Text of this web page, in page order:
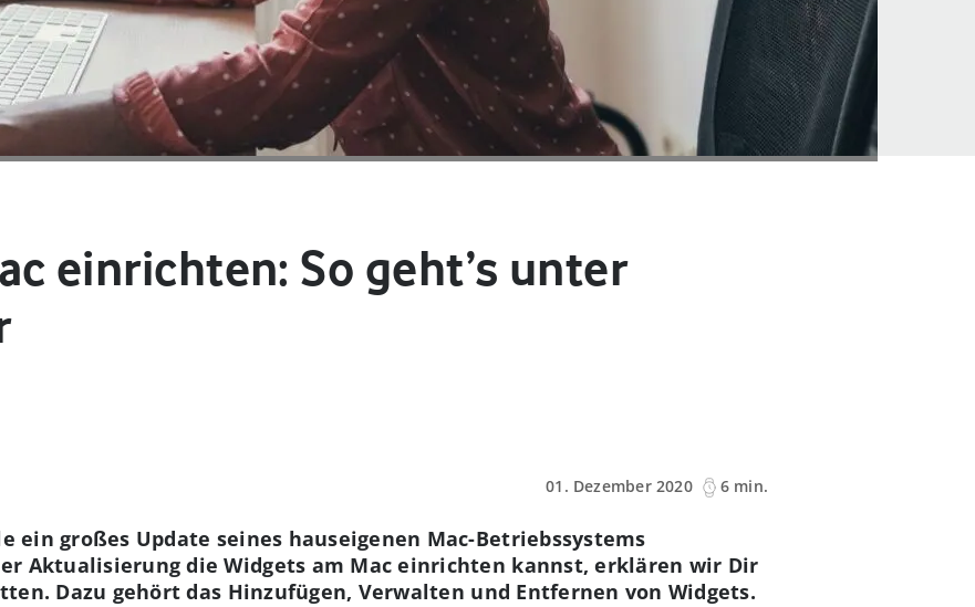
einrichten: So geht’s unter
01. Dezember 2020
6 min.
ein großes Update seines hauseigenen Mac-Betriebssystems
Aktualisierung die Widgets am Mac einrichten kannst, erklären wir Dir
Dazu gehört das Hinzufügen, Verwalten und Entfernen von Widgets.